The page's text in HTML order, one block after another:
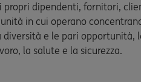
propri dipendenti, fornitori,
in cui operano
diversità e le pari opportunità,
la salute e la sicurezza.